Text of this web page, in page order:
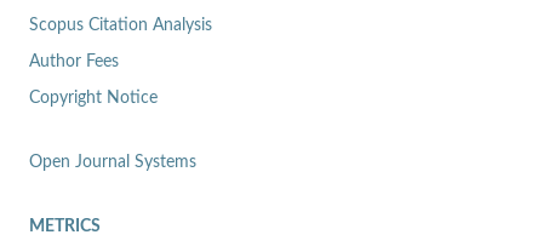
Scopus Citation Analysis
Author Fees
Copyright Notice
Open Journal Systems
METRICS